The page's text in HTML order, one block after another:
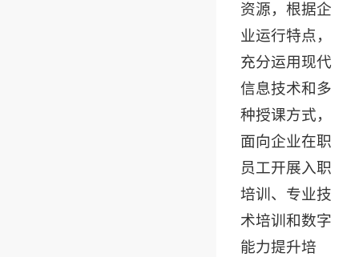
资源，根据企
业运行特点，
充分运用现代
信息技术和多
种授课方式，
面向企业在职
员工开展入职
培训、专业技
术培训和数字
能力提升培